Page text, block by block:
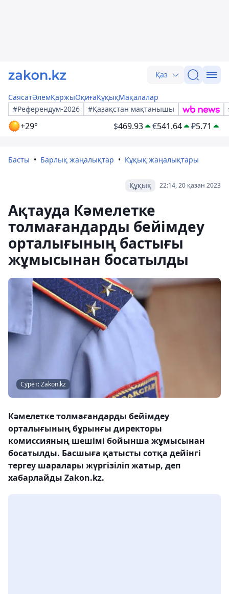
Қаз
СаясатӘлемҚаржыОқиғаҚұқықМақалалар
#Референдум-2026
#Қазақстан мақтанышы
+29° $469.93 €541.64 ₽5.71
Басты Барлық жаңалықтар Құқық жаңалықтары
22:14, 20 қазан 2023
Құқық
Ақтауда Кәмелетке
толмағандарды бейімдеу
орталығының бастығы
жұмысынан босатылды
Сурет: Zakon.kz
Кәмелетке толмағандарды бейімдеу
орталығының бұрынғы директоры
комиссияның шешімі бойынша жұмысынан
босатылды. Басшыға қатысты сотқа дейінгі
тергеу шаралары жүргізіліп жатыр, деп
хабарлайды Zakon.kz.